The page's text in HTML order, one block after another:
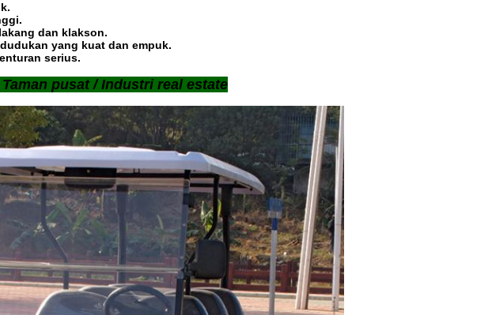
dan klakson.
yang kuat dan empuk.
serius.
pusat / Industri real estate